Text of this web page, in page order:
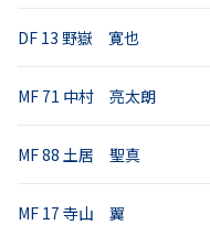
DF 13 野嶽 寛也
MF 71 中村 亮太朗
MF88 土居 聖真
MF 17 寺山 翼